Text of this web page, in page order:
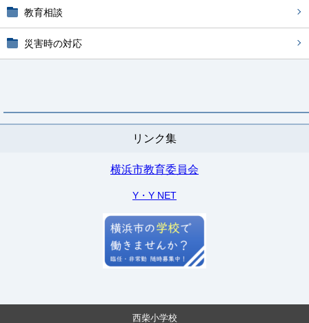
教育相談
災害時の対応
リンク集
横浜市教育委員会
Y・Y NET
西柴小学校